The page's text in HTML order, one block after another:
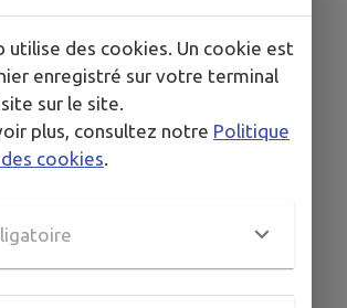
25220 Thise
maisons-retraite/bourgogne-f...
utilise des cookies. Un cookie est
enregistré sur votre terminal
sur le site.
plus, consultez notre Politique
cookies.